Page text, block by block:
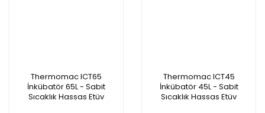
Thermomac ICT65
İnkübatör 65L - Sabit
Sıcaklık Hassas Etüv
Thermomac ICT45
İnkübatör 45L - Sabit
Sıcaklık Hassas Etüv